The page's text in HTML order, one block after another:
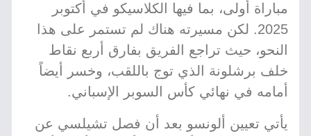
مباراة أولى، بما فيها الكلاسيكو في أكتوبر
2025. لكن مسيرته هناك لم تستمر على هذا
النحو، حيث تراجع الفريق بفارق أربع نقاط
خلف برشلونة الذي توج باللقب، وخسر أيضاً
أمامه في نهائي كأس السوبر الإسباني.
يأتي تعيين ألونسو بعد أن فصل تشيلسي عن